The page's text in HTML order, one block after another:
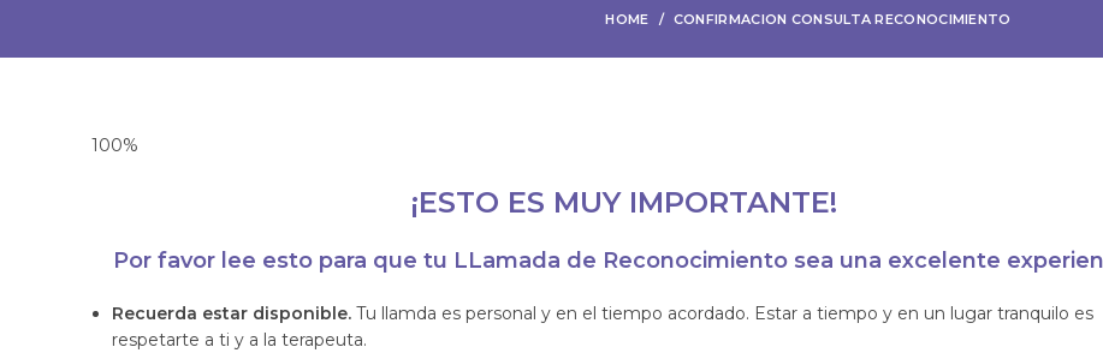
HOME CONFIRMACION CONSULTA RECONOCIMIENTO
100%
¡ESTO ES MUY IMPORTANTE!
Por favor lee esto para que tu LLamada de Reconocimiento sea una excelente
Recuerda estar disponible. Tu llamda es personal y en el tiempo acordado. Estar a tiempo y en un lugar tranquilo es
respetarte a ti y a la terapeuta.